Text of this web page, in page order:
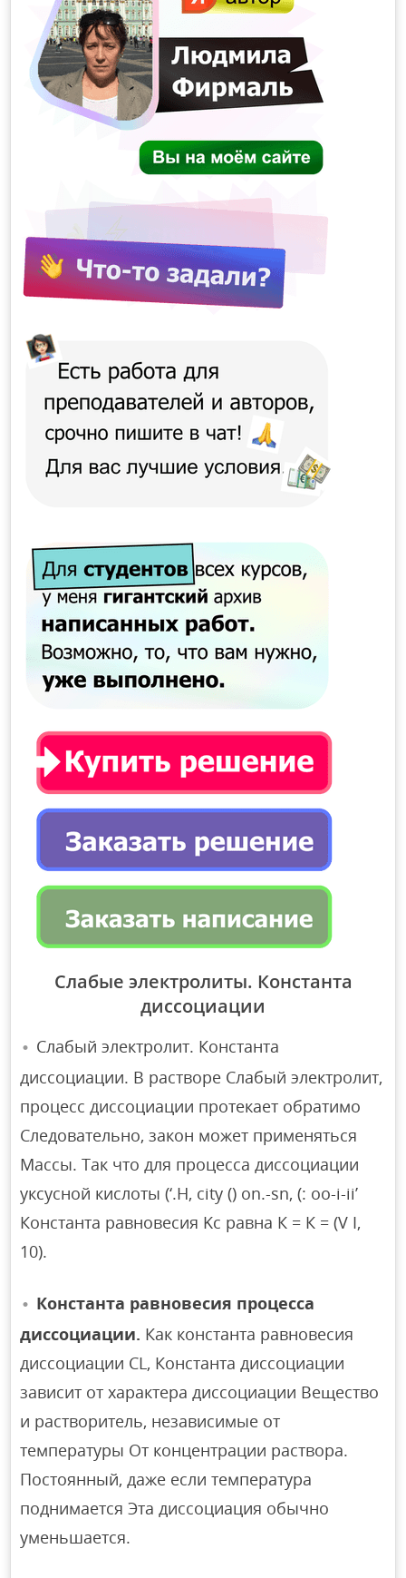
Слабые электролиты. Константа
диссоциации
Слабый электролит. Константа
диссоциации. В растворе Слабый электролит,
процесс диссоциации протекает обратимо
Следовательно, закон может применяться
Массы. Так что для процесса диссоциации
уксусной кислоты (‘.Н, city () on.-sn, (: оо-i-ii’
Константа равновесия Kc равна К = К = (V I,
10).
Константа равновесия процесса
диссоциации. Как константа равновесия
диссоциации CL, Константа диссоциации
зависит от характера диссоциации Вещество
и растворитель, независимые от
температуры От концентрации раствора.
Постоянный, даже если температура
поднимается Эта диссоциация обычно
уменьшается.